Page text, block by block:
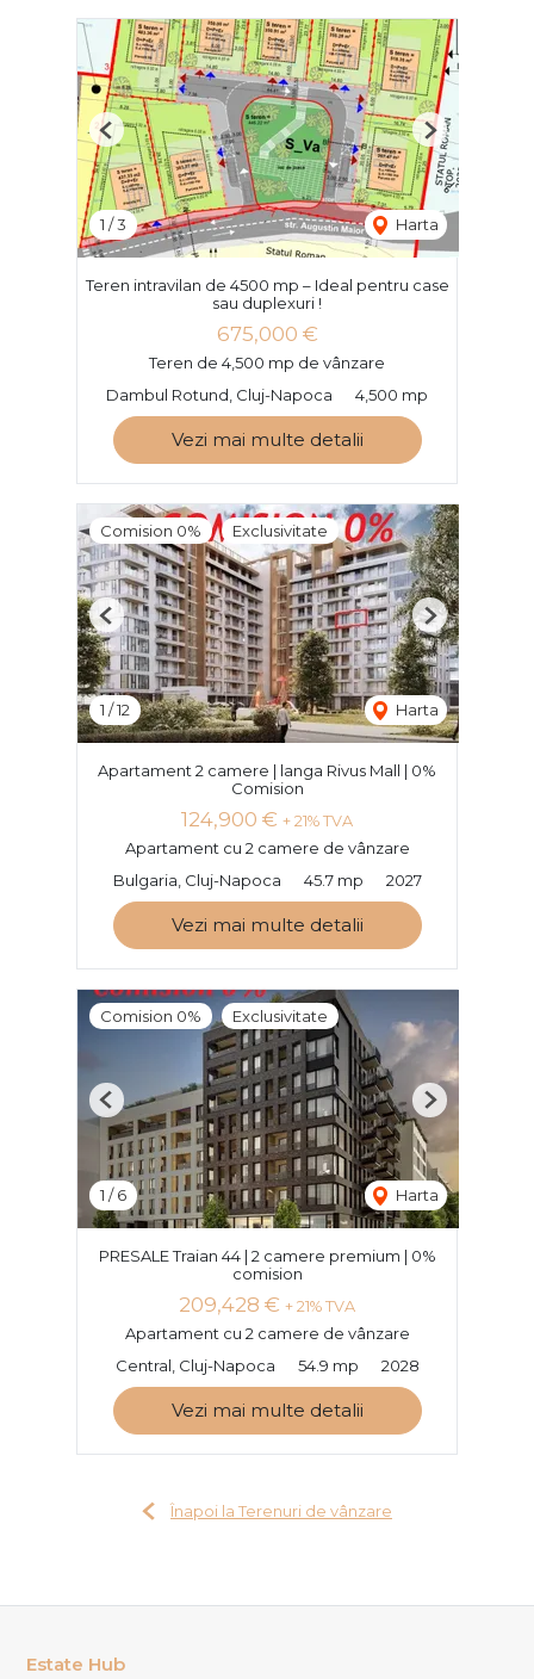
1 /3 Harta
Previous Next
Teren intravilan de 4500 mp – Ideal pentru case
sau duplexuri !
675,000 €
Teren de 4,500 mp de vânzare
Dambul Rotund, Cluj-Napoca
4,500 mp
Vezi mai multe detalii
Comision 0% Exclusivitate
1 /12 Harta
Previous Next
Apartament 2 camere | langa Rivus Mall | 0%
Comision
124,900 € + 21% TVA
Apartament cu 2 camere de vânzare
Bulgaria, Cluj-Napoca
45.7 mp 2027
Vezi mai multe detalii
Comision 0% Exclusivitate
1 /6 Harta
Previous Next
PRESALE Traian 44 | 2 camere premium | 0%
comision
209,428 € + 21% TVA
Apartament cu 2 camere de vânzare
Central, Cluj-Napoca
54.9 mp 2028
Vezi mai multe detalii
Înapoi la Terenuri de vânzare
Estate Hub